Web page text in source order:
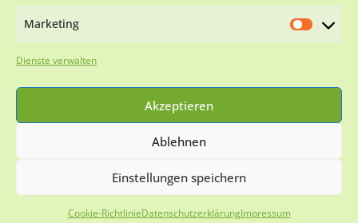
Marketing
Dienste verwalten
Akzeptieren
Ablehnen
Einstellungen speichern
Cookie-RichtlinieDatenschutzerklärungImpressum
Richtlinie (EU)
WIR SIND NACH §11 TIERSCHG ZERTIFIZIERT
© 2026 Viva-Animal.de